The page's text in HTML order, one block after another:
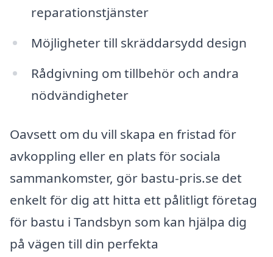
reparationstjänster
Möjligheter till skräddarsydd design
Rådgivning om tillbehör och andra
nödvändigheter
Oavsett om du vill skapa en fristad för
avkoppling eller en plats för sociala
sammankomster, gör bastu-pris.se det
enkelt för dig att hitta ett pålitligt företag
för bastu i Tandsbyn som kan hjälpa dig
på vägen till din perfekta